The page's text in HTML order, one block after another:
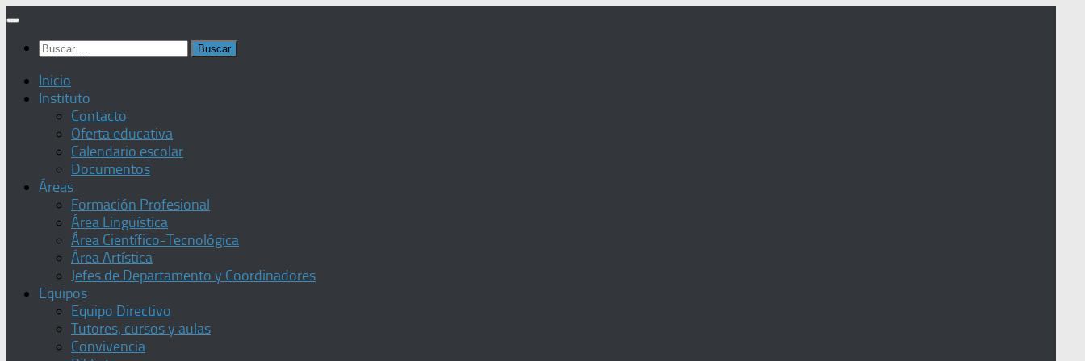
Saltar
contenido
Buscar:
Inicio
Instituto
Contacto
Oferta educativa
Calendario escolar
Documentos
Áreas
Formación Profesional
Área Lingüística
Área Científico-Tecnológica
Área Artística
Jefes de Departamento y Coordinadores
Equipos
Equipo Directivo
Tutores, cursos y aulas
Convivencia